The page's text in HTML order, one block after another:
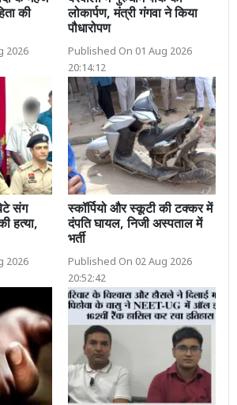
की
2026
लोकार्पण, मंत्री गंगवा ने किया
पौधारोपण
Published On 01 Aug 2026
20:14:12
संग
हत्या,
2026
स्कॉर्पियो और स्कूटी की टक्कर में
दंपति घायल, निजी अस्पताल में
भर्ती
Published On 02 Aug 2026
20:52:42